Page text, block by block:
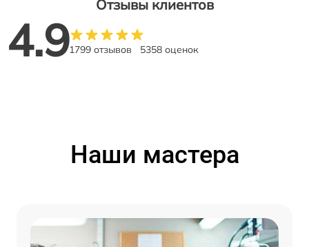
Отзывы клиентов
4.91799 отзывов 5358 оценок
Наши мастера